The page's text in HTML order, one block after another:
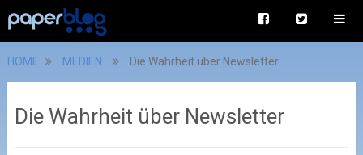
HOME MEDIEN Die Wahrheit über Newsletter
Die Wahrheit über Newsletter